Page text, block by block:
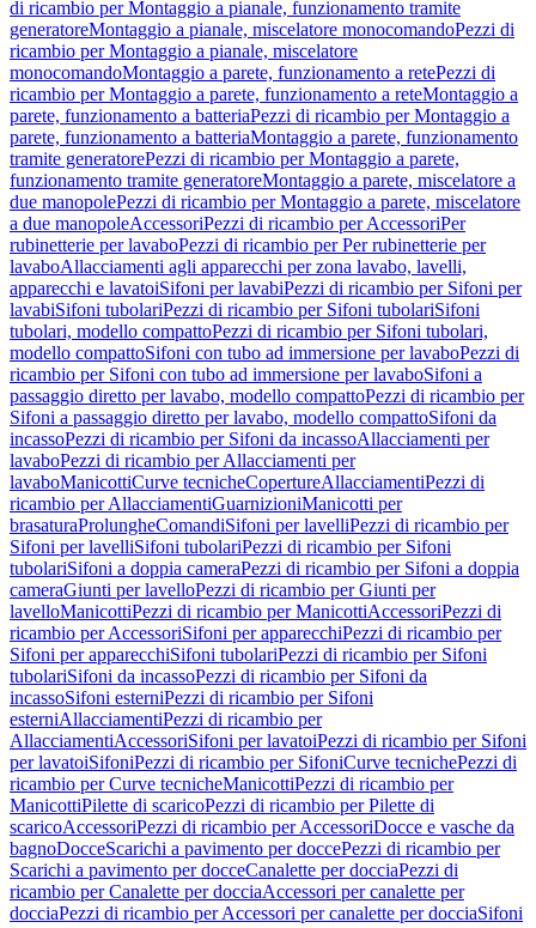
di ricambio per Montaggio a pianale, funzionamento tramite
generatoreMontaggio a pianale, miscelatore monocomandoPezzi di
ricambio per Montaggio a pianale, miscelatore
monocomandoMontaggio a parete, funzionamento a retePezzi di
ricambio per Montaggio a parete, funzionamento a reteMontaggio a
parete, funzionamento a batteriaPezzi di ricambio per Montaggio a
parete, funzionamento a batteriaMontaggio a parete, funzionamento
tramite generatorePezzi di ricambio per Montaggio a parete,
funzionamento tramite generatoreMontaggio a parete, miscelatore a
due manopolePezzi di ricambio per Montaggio a parete, miscelatore
a due manopoleAccessoriPezzi di ricambio per AccessoriPer
rubinetterie per lavaboPezzi di ricambio per Per rubinetterie per
lavaboAllacciamenti agli apparecchi per zona lavabo, lavelli,
apparecchi e lavatoiSifoni per lavabiPezzi di ricambio per Sifoni per
lavabiSifoni tubolariPezzi di ricambio per Sifoni tubolariSifoni
tubolari, modello compattoPezzi di ricambio per Sifoni tubolari,
modello compattoSifoni con tubo ad immersione per lavaboPezzi di
ricambio per Sifoni con tubo ad immersione per lavaboSifoni a
passaggio diretto per lavabo, modello compattoPezzi di ricambio per
Sifoni a passaggio diretto per lavabo, modello compattoSifoni da
incassoPezzi di ricambio per Sifoni da incassoAllacciamenti per
lavaboPezzi di ricambio per Allacciamenti per
lavaboManicottiCurve tecnicheCopertureAllacciamentiPezzi di
ricambio per AllacciamentiGuarnizioniManicotti per
brasaturaProlungheComandiSifoni per lavelliPezzi di ricambio per
Sifoni per lavelliSifoni tubolariPezzi di ricambio per Sifoni
tubolariSifoni a doppia cameraPezzi di ricambio per Sifoni a doppia
cameraGiunti per lavelloPezzi di ricambio per Giunti per
lavelloManicottiPezzi di ricambio per ManicottiAccessoriPezzi di
ricambio per AccessoriSifoni per apparecchiPezzi di ricambio per
Sifoni per apparecchiSifoni tubolariPezzi di ricambio per Sifoni
tubolariSifoni da incassoPezzi di ricambio per Sifoni da
incassoSifoni esterniPezzi di ricambio per Sifoni
esterniAllacciamentiPezzi di ricambio per
AllacciamentiAccessoriSifoni per lavatoiPezzi di ricambio per Sifoni
per lavatoiSifoniPezzi di ricambio per SifoniCurve tecnichePezzi di
ricambio per Curve tecnicheManicottiPezzi di ricambio per
ManicottiPilette di scaricoPezzi di ricambio per Pilette di
scaricoAccessoriPezzi di ricambio per AccessoriDocce e vasche da
bagnoDocceScarichi a pavimento per doccePezzi di ricambio per
Scarichi a pavimento per docceCanalette per docciaPezzi di
ricambio per Canalette per docciaAccessori per canalette per
docciaPezzi di ricambio per Accessori per canalette per docciaSifoni